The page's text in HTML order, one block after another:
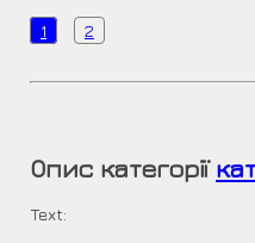
1 2
Опис категорії
Text: